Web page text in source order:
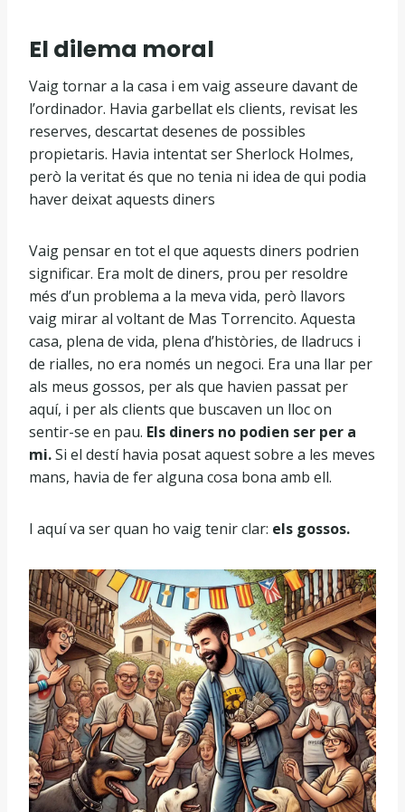
El dilema moral
Vaig tornar a la casa i em vaig asseure davant de
l’ordinador. Havia garbellat els clients, revisat les
reserves, descartat desenes de possibles
propietaris. Havia intentat ser Sherlock Holmes,
però la veritat és que no tenia ni idea de qui podia
haver deixat aquests diners
Vaig pensar en tot el que aquests diners podrien
significar. Era molt de diners, prou per resoldre
més d’un problema a la meva vida, però llavors
vaig mirar al voltant de Mas Torrencito. Aquesta
casa, plena de vida, plena d’històries, de lladrucs i
de rialles, no era només un negoci. Era una llar per
als meus gossos, per als que havien passat per
aquí, i per als clients que buscaven un lloc on
sentir-se en pau. Els diners no podien ser per a
mi.Si el destí havia posat aquest sobre a les meves
mans, havia de fer alguna cosa bona amb ell.
I aquí va ser quan ho vaig tenir clar: els gossos.